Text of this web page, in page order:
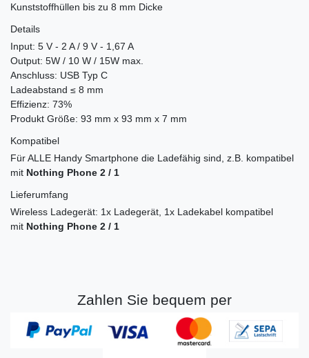
Kunststoffhüllen bis zu 8 mm Dicke
Details
Input: 5 V - 2 A / 9 V - 1,67 A
Output: 5W / 10 W / 15W max.
Anschluss: USB Typ C
Ladeabstand ≤ 8 mm
Effizienz: 73%
Produkt Größe: 93 mm x 93 mm x 7 mm
Kompatibel
Für ALLE Handy Smartphone die Ladefähig sind, z.B. kompatibel
mit Nothing Phone 2 / 1
Lieferumfang
Wireless Ladegerät: 1x Ladegerät, 1x Ladekabel kompatibel
mit Nothing Phone 2 / 1
Zahlen Sie bequem per